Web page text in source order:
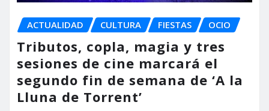
ACTUALIDAD CULTURA FIESTAS OCIO
Tributos, copla, magia y tres
sesiones de cine marcará el
segundo fin de semana de ‘A la
Lluna de Torrent’